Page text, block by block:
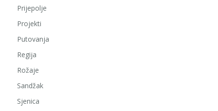
Prijepolje
Projekti
Putovanja
Regija
Rožaje
Sandžak
Sjenica